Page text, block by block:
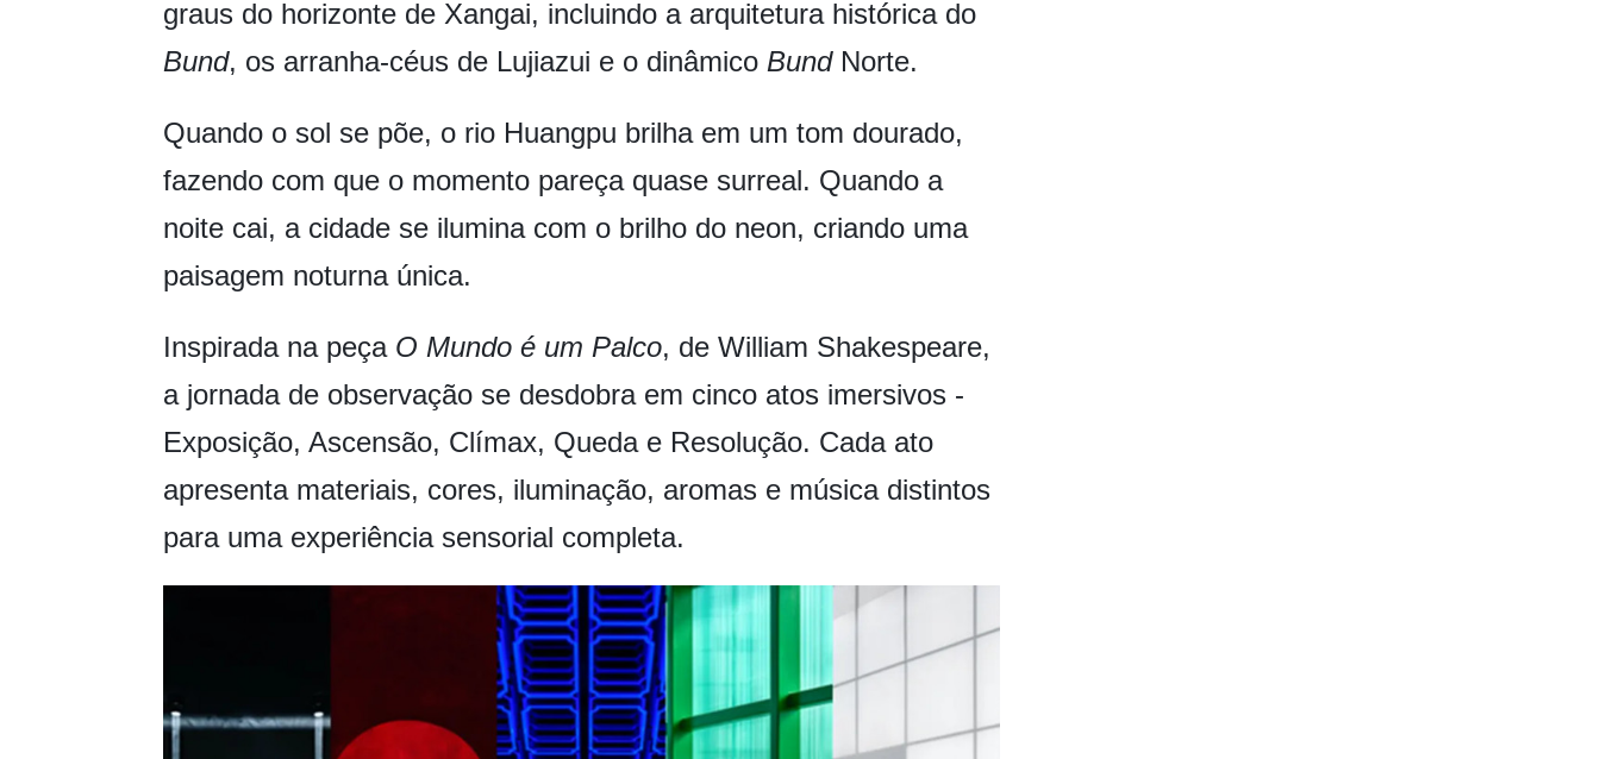
graus do horizonte de Xangai, incluindo a arquitetura histórica do
Bund, os arranha-céus de Lujiazui e o dinâmico Bund Norte.
Quando o sol se põe, o rio Huangpu brilha em um tom dourado,
fazendo com que o momento pareça quase surreal. Quando a
noite cai, a cidade se ilumina com o brilho do neon, criando uma
paisagem noturna única.
Inspirada na peça O Mundo é um Palco, de William Shakespeare,
a jornada de observação se desdobra em cinco atos imersivos -
Exposição, Ascensão, Clímax, Queda e Resolução. Cada ato
apresenta materiais, cores, iluminação, aromas e música distintos
para uma experiência sensorial completa.